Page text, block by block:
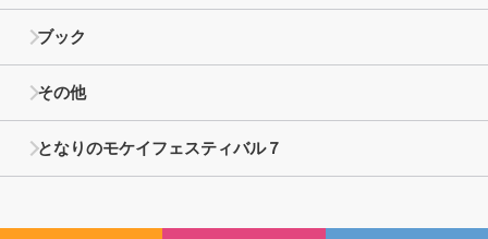
ブック
その他
となりのモケイフェスティバル７